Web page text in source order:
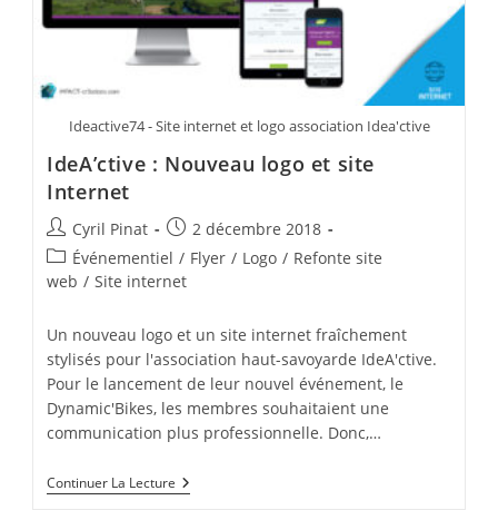
Ideactive74 - Site internet et logo association Idea'ctive
IdeA’ctive : Nouveau logo et site
Internet
Auteur/autrice
de
la
Cyril Pinat
Publication
publiée :
2 décembre 2018
Post
category:
Événementiel / Flyer / Logo / Refonte site
web / Site internet
Un nouveau logo et un site internet fraîchement
stylisés pour l'association haut-savoyarde IdeA'ctive.
Pour le lancement de leur nouvel événement, le
Dynamic'Bikes, les membres souhaitaient une
communication plus professionnelle. Donc,…
Continuer La Lecture IdeA’ctive
: